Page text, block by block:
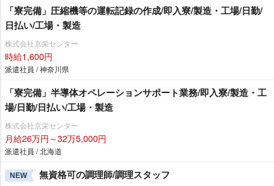
「寮完備」圧縮機等の運転記録の作成/即入寮/製造・工場/日勤/
日払い/工場・製造
株式会社京栄センター
時給1,600円
派遣社員 / 神奈川県
「寮完備」半導体オペレーションサポート業務/即入寮/製造・工
場/日勤/日払い/工場・製造
株式会社京栄センター
月給26万円～32万5,000円
派遣社員 / 北海道
NEW 無資格可の調理師/調理スタッフ